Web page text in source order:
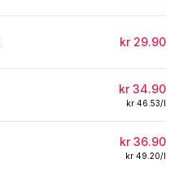
kr 29.90
kr 34.90
kr 46.53/l
kr 36.90
kr 49.20/l